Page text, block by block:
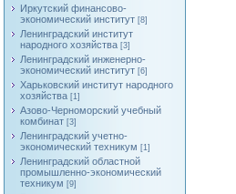
Иркутский финансово-
экономический институт [8]
Ленинградский институт
народного хозяйства [3]
Ленинградский инженерно-
экономический институт [6]
Харьковский институт народного
хозяйства [1]
Азово-Черноморский учебный
комбинат [3]
Ленинградский учетно-
экономический техникум [1]
Ленинградский областной
промышленно-экономический
техникум [9]